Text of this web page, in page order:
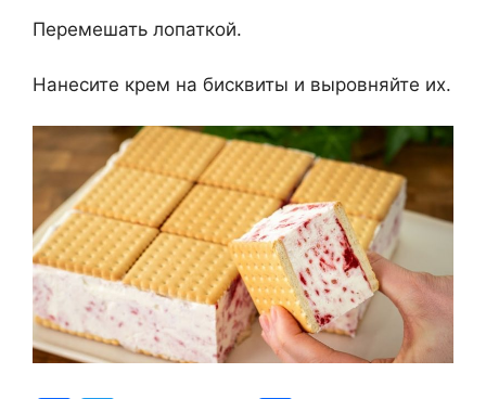
Перемешать лопаткой.
Нанесите крем на бисквиты и выровняйте их.